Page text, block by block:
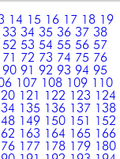
14 15 16 17 18 19
33 34 35 36 37 38
52 53 54 55 56 57
71 72 73 74 75 76
90 91 92 93 94 95
107 108 109 110
121 122 123 124
135 136 137 138
149 150 151
152
163 164 165 166
177 178 179 180